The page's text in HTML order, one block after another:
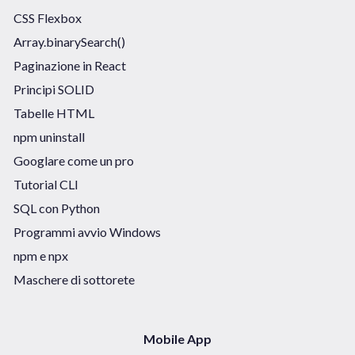
CSS Flexbox
Array.binarySearch()
Paginazione in React
Principi SOLID
Tabelle HTML
npm uninstall
Googlare come un pro
Tutorial CLI
SQL con Python
Programmi avvio Windows
npm e npx
Maschere di sottorete
Mobile App